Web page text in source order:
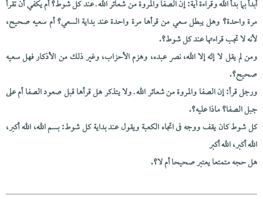
أبدأ بما بدأ الله وقراءة آية: إن الصفا والمروة من شعائر الله ـ عند كل شوط؟ أم يكفي أن تقرأ
مرة واحدة؟ وهل يبطل سعي من قرأها مرة واحدة عند بداية السعي؟ أم سعيه صحيح،
لأنه لا تجب قراءتها عند كل شوط؟.
ومن لم يقل لا إله إلا الله، نصر عبده، وهزم الأحزاب، وغير ذلك من الأذكار فهل سعيه
صحيح؟.
ورجل قرأ: إن الصفا والمروة من شعائر الله ـ ولا يتذكر هل قرأها قبل صعود الصفا أم على
جبل الصفا؟ ماذا عليه؟.
كل شوط كان يقف ووجه فى اتجاه الكعبة ويقول عند بداية كل شوط: بسم الله، الله أكبر،
الله أكبر، الله أكبر
هل حجه متمتعا يعتبر صحيحا أم لا؟.